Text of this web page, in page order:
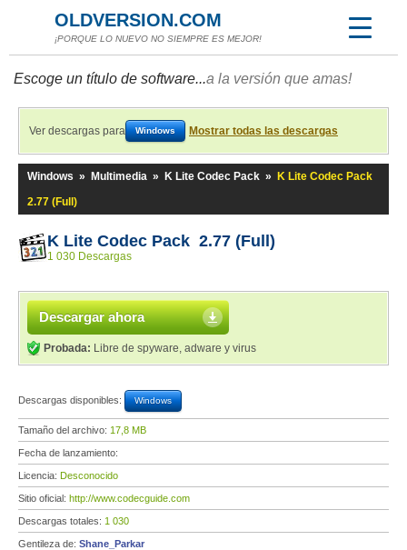
OLDVERSION.COM
¡PORQUE LO NUEVO NO SIEMPRE ES MEJOR!
Escoge un título de software...a la versión que amas!
Ver descargas para Windows Mostrar todas las descargas
Windows » Multimedia » K Lite Codec Pack »
K Lite Codec Pack
2.77 (Full)
K Lite Codec Pack 2.77 (Full)
1 030 Descargas
Descargar ahora
Probada: Libre de spyware, adware y virus
Descargas disponibles: Windows
Tamaño del archivo: 17,8 MB
Fecha de lanzamiento:
Licencia: Desconocido
Sitio oficial: http://www.codecguide.com
Descargas totales: 1 030
Gentileza de: Shane_Parkar